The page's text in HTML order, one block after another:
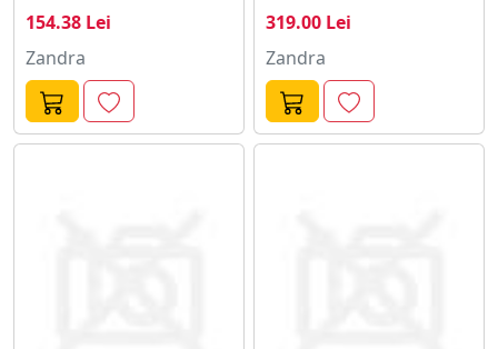
154.38 Lei
Zandra
319.00 Lei
Zandra